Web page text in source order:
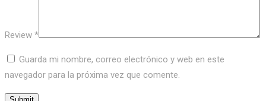
Review *
Guarda mi nombre, correo electrónico y web en este
navegador para la próxima vez que comente.